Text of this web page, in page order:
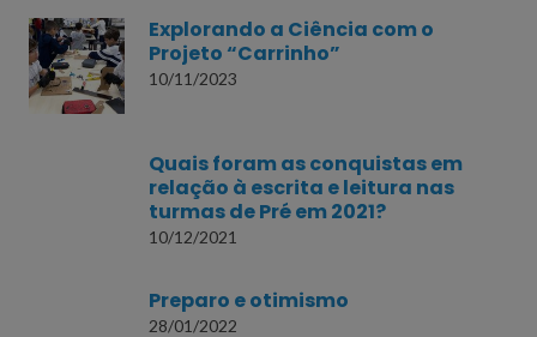
Explorando a Ciência com o
Projeto “Carrinho”
10/11/2023
Quais foram as conquistas em
relação à escrita e leitura nas
turmas de Pré em 2021?
10/12/2021
Preparo e otimismo
28/01/2022